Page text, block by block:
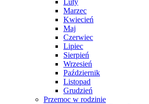
Luty
Marzec
Kwiecień
Maj
Czerwiec
Lipiec
Sierpień
Wrzesień
Październik
Listopad
Grudzień
Przemoc w rodzinie